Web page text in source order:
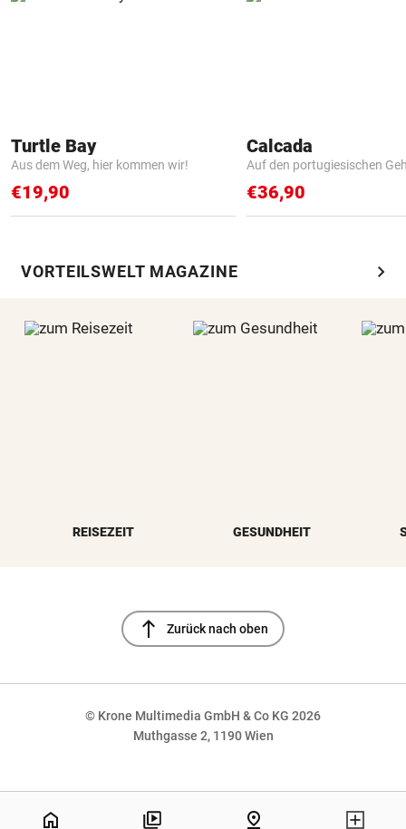
Turtle Bay
Aus dem Weg, hier kommen wir!
€19,90
Calcada
Auf den portugiesischen
€36,90
VORTEILSWELT MAGAZINE chevron_right
REISEZEIT GESUNDHEIT
north Zurück nach oben
© Krone Multimedia GmbH & Co KG 2026
Muthgasse 2, 1190 Wien
home pin_drop
NaN%